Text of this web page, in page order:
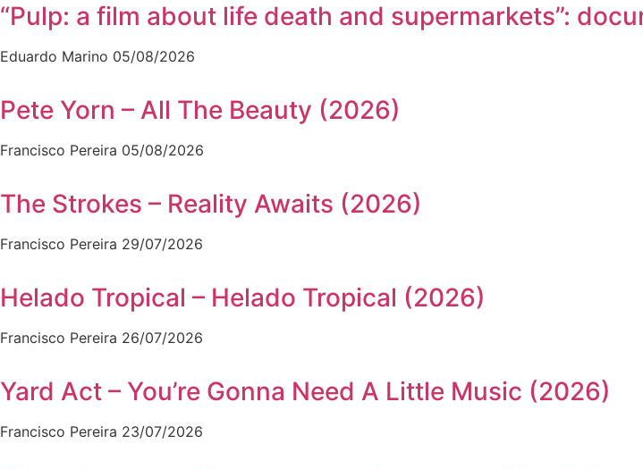
“Pulp: a film about life death and supermarkets”:
Eduardo Marino 05/08/2026
Pete Yorn – All The Beauty (2026)
Francisco Pereira 05/08/2026
The Strokes – Reality Awaits (2026)
Francisco Pereira 29/07/2026
Helado Tropical – Helado Tropical (2026)
Francisco Pereira 26/07/2026
Yard Act – You’re Gonna Need A Little Music (2026)
Francisco Pereira 23/07/2026